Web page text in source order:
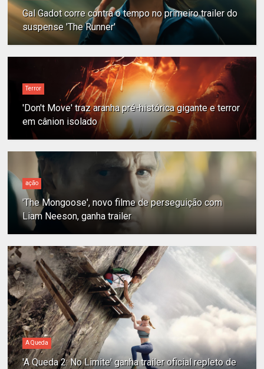
Gal Gadot corre contra o tempo no primeiro trailer do
suspense 'The Runner'
Terror
'Don't Move' traz aranha pré-histórica gigante e terror
em cânion isolado
ação
'The Mongoose', novo filme de perseguição com
Liam Neeson, ganha trailer
A Queda
'A Queda 2: No Limite' ganha trailer oficial repleto de